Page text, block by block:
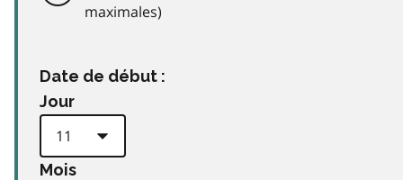
maximales)
Date de début :
Jour
Mois